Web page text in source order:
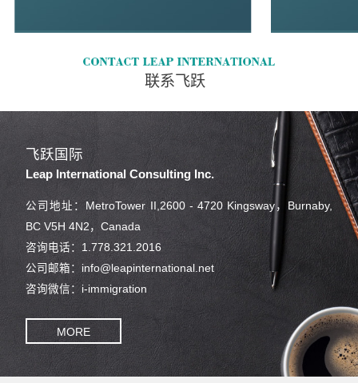
联系飞跃
飞跃国际
Leap International Consulting Inc.
公司地址：MetroTower II,2600 - 4720 Kingsway，Burnaby,
BC V5H 4N2，Canada
咨询电话：1.778.321.2016
公司邮箱：info@leapinternational.net
咨询微信：i-immigration
MORE